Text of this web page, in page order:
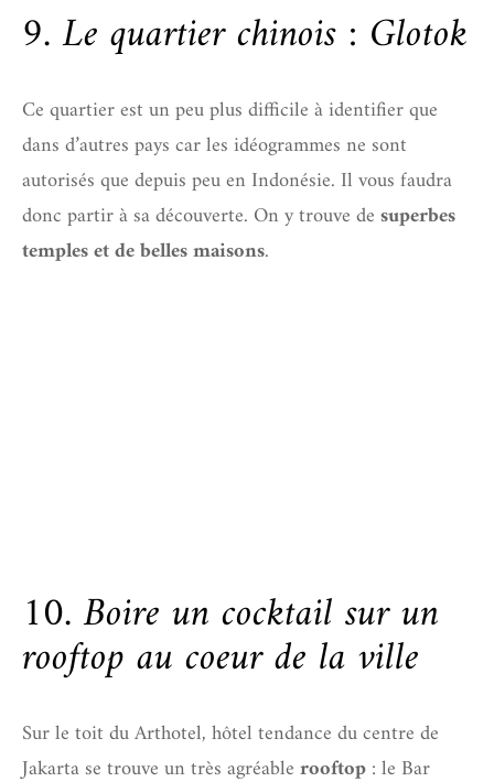
9. Le quartier chinois : Glotok
Ce quartier est un peu plus difficile à identifier que
dans d’autres pays car les idéogrammes ne sont
autorisés que depuis peu en Indonésie. Il vous faudra
donc partir à sa découverte. On y trouve desuperbes
temples et de belles maisons.
10. Boire un cocktail sur un
rooftop au coeur de la ville
Sur le toit du Arthotel, hôtel tendance du centre de
Jakarta se trouve un très agréablerooftop: le Bar